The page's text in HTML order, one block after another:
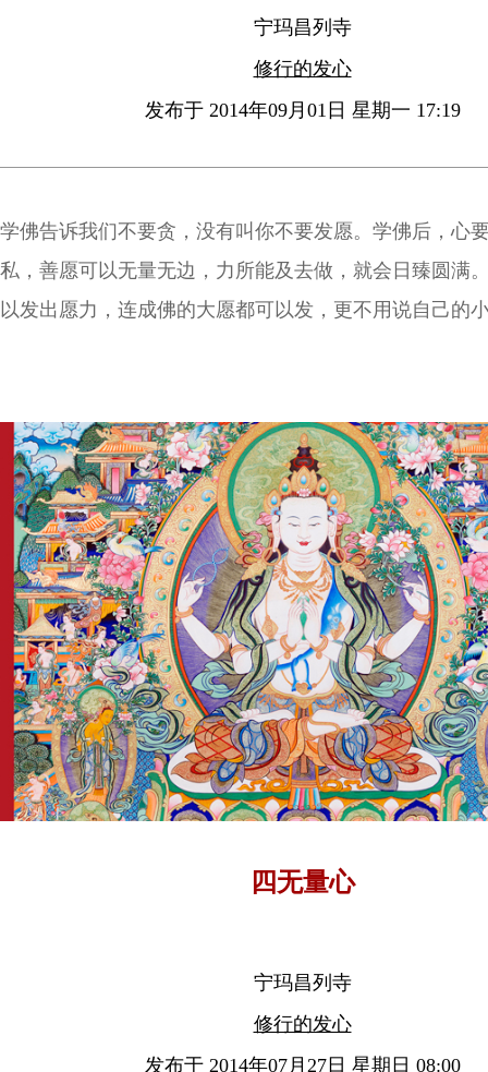
宁玛昌列寺
修行的发心
发布于 2014年09月01日 星期一 17:19
学佛告诉我们不要贪，没有叫你不要发愿。学佛后，心
私，善愿可以无量无边，力所能及去做，就会日臻圆满
以发出愿力，连成佛的大愿都可以发，更不用说自己的
四无量心
宁玛昌列寺
修行的发心
发布于 2014年07月27日 星期日 08:00